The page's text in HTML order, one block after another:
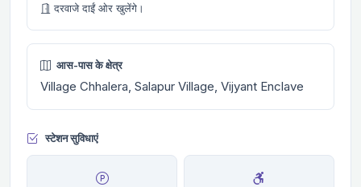
दरवाजे दाईं ओर खुलेंगे।
आस-पास के क्षेत्र
Village Chhalera, Salapur Village, Vijyant Enclave
स्टेशन सुविधाएं